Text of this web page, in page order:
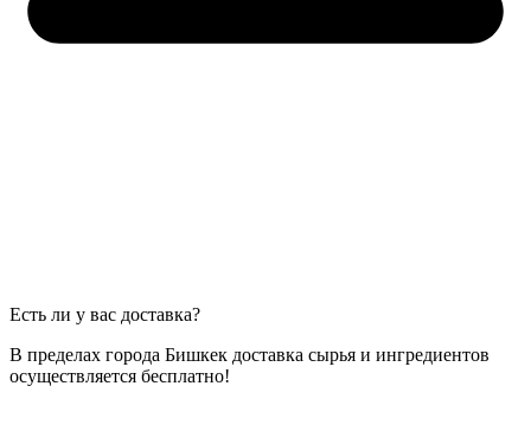
Есть ли у вас доставка?
В пределах города Бишкек доставка сырья и ингредиентов
осуществляется бесплатно!